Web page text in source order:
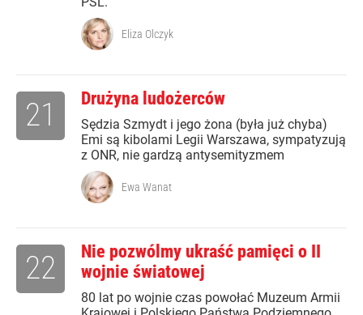
Eliza Olczyk
Drużyna ludożerców
Sędzia Szmydt i jego żona (była już chyba)
Emi są kibolami Legii Warszawa, sympatyzują
z ONR, nie gardzą antysemityzmem
21
Ewa Wanat
Nie pozwólmy ukraść pamięci o II
wojnie światowej
80 lat po wojnie czas powołać Muzeum Armii
22